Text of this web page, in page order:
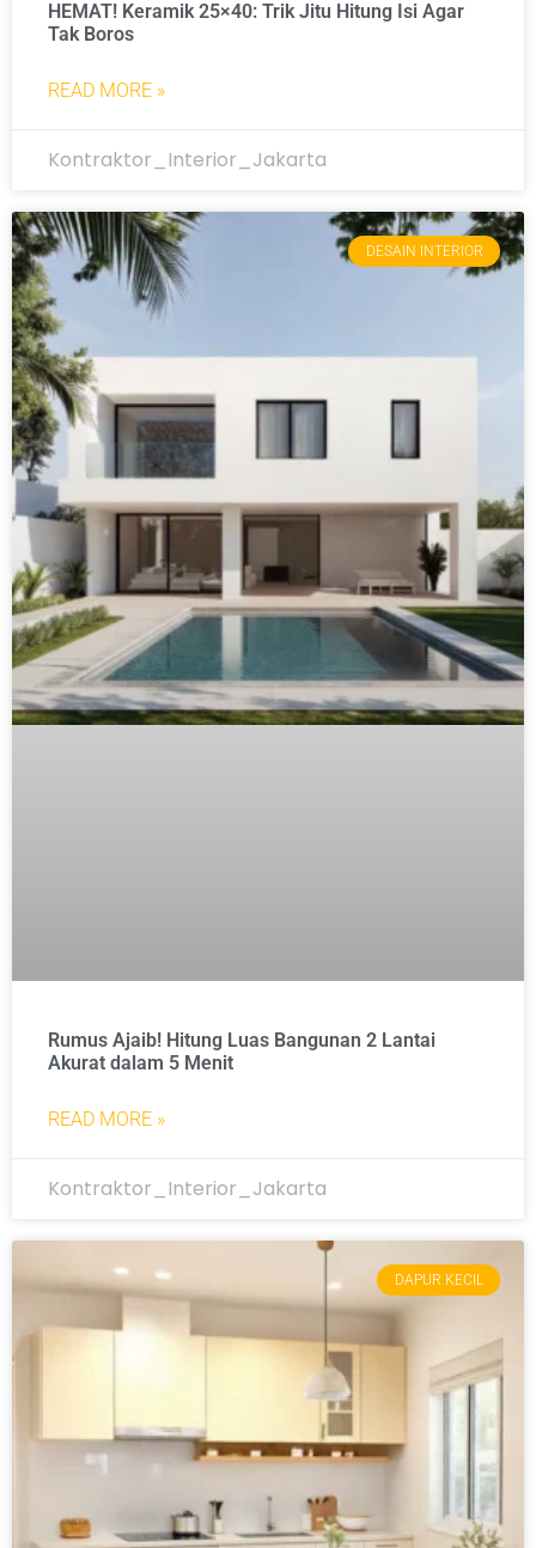
HEMAT! Keramik 25×40: Trik Jitu Hitung Isi Agar
Tak Boros
READ MORE »
Kontraktor_Interior_Jakarta
DESAIN INTERIOR
Rumus Ajaib! Hitung Luas Bangunan 2 Lantai
Akurat dalam 5 Menit
READ MORE »
Kontraktor_Interior_Jakarta
DAPUR KECIL